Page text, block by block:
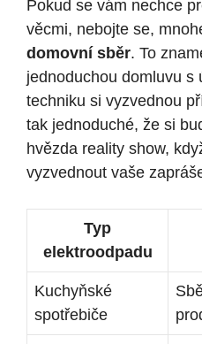
Pokud se vám nechce
věcmi, nebojte se,
domovní sběr. To
jednoduchou domluvu s
techniku si vyzvednou
tak jednoduché, že si
hvězda reality show,
vyzvednout vaše
Typ
elektroodpadu
Kuchyňské
spotřebiče